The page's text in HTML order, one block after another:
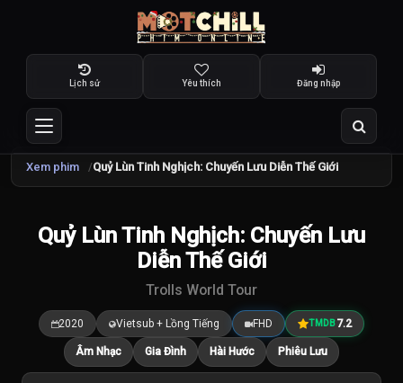
Lịch sử Yêu thích Đăng nhập
Xem phim Quỷ Lùn Tinh Nghịch: Chuyến Lưu Diễn Thế Giới
7.2/10
Quỷ Lùn Tinh Nghịch: Chuyến Lưu
Diễn Thế Giới
Trolls World Tour
2020 Vietsub + Lồng Tiếng FHD TMDB7.2
Âm Nhạc Gia Đình Hài Hước Phiêu Lưu